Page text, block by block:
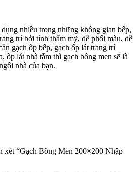
nhiều trong những không gian bếp,
trí bởi tính thẩm mỹ, dễ phối màu, dễ
gạch ốp bếp, gạch ốp lát trang trí
ốp lát nhà tắm thì gạch bông men sẽ là
nhà của bạn.
xét “Gạch Bông Men 200×200 Nhập